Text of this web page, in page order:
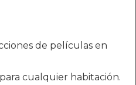
de películas en
cualquier habitación.